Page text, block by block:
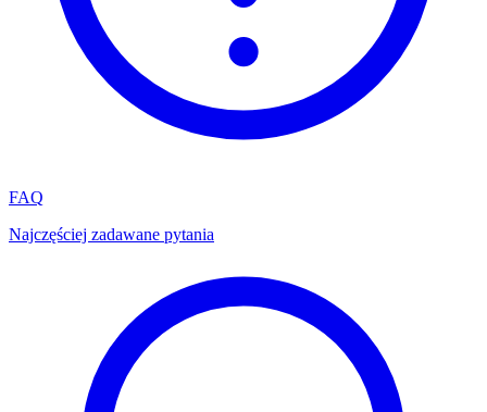
FAQ
Najczęściej zadawane pytania